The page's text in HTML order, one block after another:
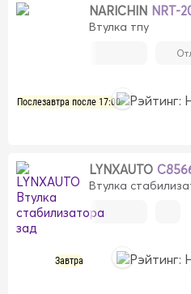
NARICHIN NRT-
Втулка тпу
Послезавтра после 17:00
LYNXAUTO
Втулка
Завтра